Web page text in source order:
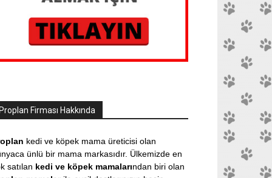
Proplan Firması Hakkında
kedi ve köpek mama üreticisi olan
ünlü bir mama markasıdır. Ülkemizde en
satılan kedi ve köpek mamalarından biri olan